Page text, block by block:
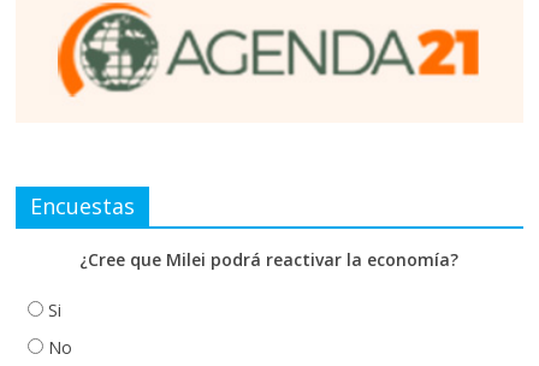
Encuestas
¿Cree que Milei podrá reactivar la economía?
Si
No